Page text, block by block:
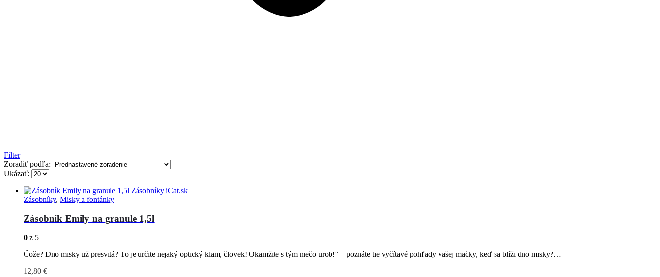
Filter
Zoradiť podľa:
Ukázať:
Zásobníky, Misky a fontánky
Zásobník Emily na granule 1,5l
0 z 5
Čože? Dno misky už presvitá? To je určite nejaký optický klam, človek! Okamžite s tým niečo urob!” – poznáte tie vyčítavé pohľady vašej mačky, keď sa blíži dno misky?…
12,80 €